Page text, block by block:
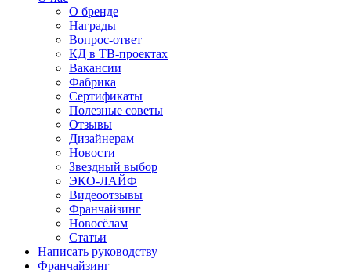
О бренде
Награды
Вопрос-ответ
КД в ТВ-проектах
Вакансии
Фабрика
Сертификаты
Полезные советы
Отзывы
Дизайнерам
Новости
Звездный выбор
ЭКО-ЛАЙФ
Видеоотзывы
Франчайзинг
Новосёлам
Статьи
Написать руководству
Франчайзинг